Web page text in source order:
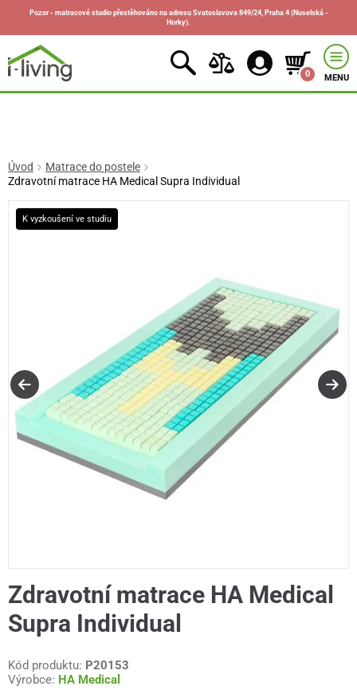
Pozor - matracové studio přestěhováno na adresu Svatoslavova 849/24, Praha 4 (Nuselská -
Horky).
0 MENU
Úvod
Matrace do postele
Zdravotní matrace HA Medical Supra Individual
K vyzkoušení ve studiu
Zdravotní matrace HA Medical
Supra Individual
Kód produktu: P20153
Výrobce: HA Medical